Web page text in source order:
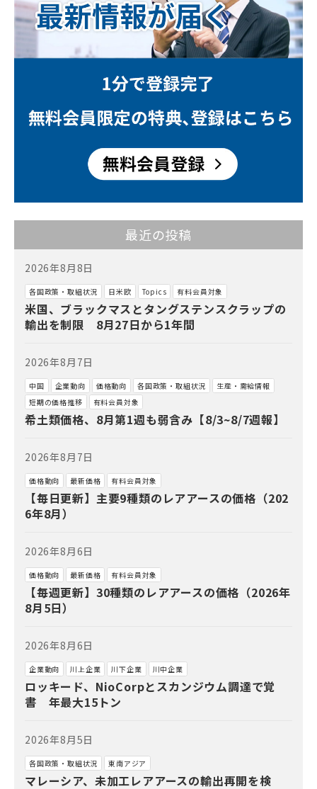
最近の投稿
2026年8月8日
各国政策・取組状況 日米欧 Topics 有料会員対象
米国、ブラックマスとタングステンスクラップの
輸出を制限 8月27日から1年間
2026年8月7日
中国 企業動向 価格動向 各国政策・取組状況
生産・需給情報
短期の価格推移
有料会員対象
希土類価格、8月第1週も弱含み【8/3~8/7週報】
2026年8月7日
価格動向 最新価格 有料会員対象
【毎日更新】主要9種類のレアアースの価格（202
6年8月）
2026年8月6日
価格動向 最新価格 有料会員対象
【毎週更新】30種類のレアアースの価格（2026年
8月5日）
2026年8月6日
企業動向 川上企業 川下企業 川中企業
ロッキード、NioCorpとスカンジウム調達で覚
書 年最大15トン
2026年8月5日
各国政策・取組状況 東南アジア
マレーシア、未加工レアアースの輸出再開を検